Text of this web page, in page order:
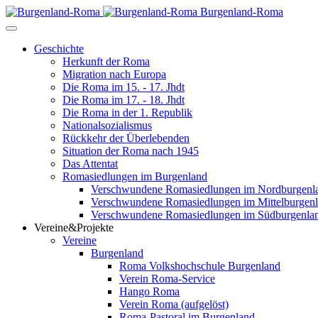
Burgenland-Roma
Geschichte
Herkunft der Roma
Migration nach Europa
Die Roma im 15. - 17. Jhdt
Die Roma im 17. - 18. Jhdt
Die Roma in der 1. Republik
Nationalsozialismus
Rückkehr der Überlebenden
Situation der Roma nach 1945
Das Attentat
Romasiedlungen im Burgenland
Verschwundene Romasiedlungen im
Verschwundene Romasiedlungen im
Verschwundene Romasiedlungen im
Vereine&Projekte
Vereine
Burgenland
Roma Volkshochschule Burgenland
Verein Roma-Service
Hango Roma
Verein Roma (aufgelöst)